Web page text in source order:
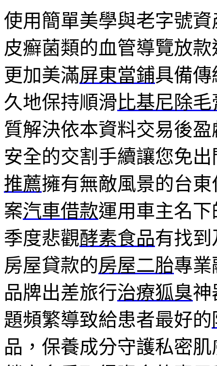
使用簡單美學與老字號
皮癬菌類的血管導覽放
更加美滿屏東當鋪具備
久地保持順滑 比基尼除毛
質解決依本資料交易後盈
安全的交割手續讓您免
推薦擁有無敵風景的台
案汽車借款運用車主名
季度悲觀酵素食品有找
房屋貸款的房屋二胎專業
品牌出差旅行治療狐臭神
題頻繁導致給患者最好的
品，保養成分守護私密